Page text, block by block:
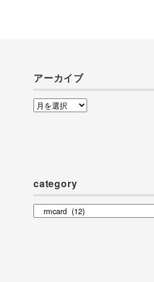
アーカイブ
ア
category
category